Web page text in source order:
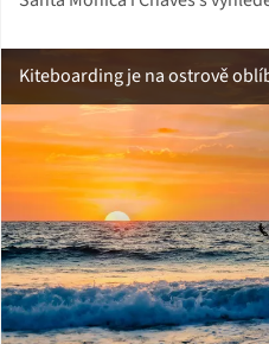
Kiteboarding je na ostrově